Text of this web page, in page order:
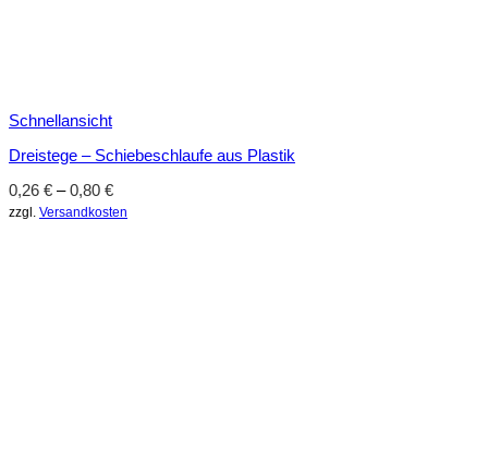
Schnellansicht
Dreistege – Schiebeschlaufe aus Plastik
0,26 € –0,80 €
zzgl. Versandkosten